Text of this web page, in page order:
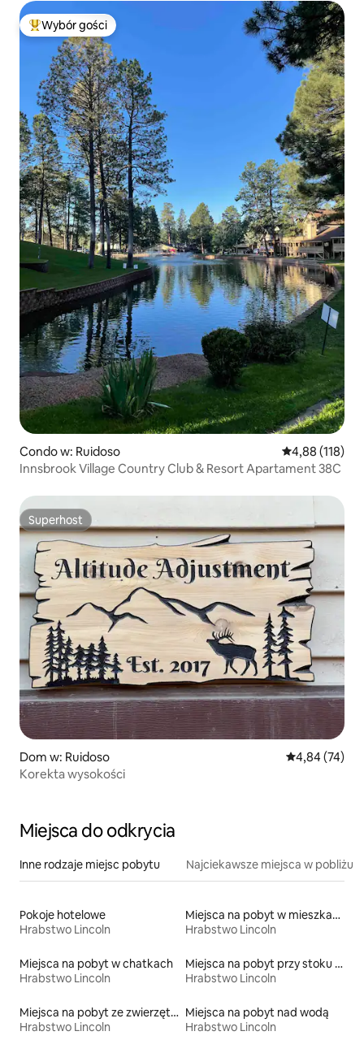
Najpopularniejsze z kategorii Wybór gości
Wybór gości
Condo w: Ruidoso Średnia
4,88 (118)
Innsbrook Village Country Club & Resort Apartament 38C
Superhost
Superhost
Dom w: Ruidoso Średnia
4,84 (74)
Korekta wysokości
Miejsca do odkrycia
Inne rodzaje miejsc pobytu Najciekawsze miejsca w pobliżu
Pokoje hotelowe
Hrabstwo Lincoln
Miejsca na pobyt w mieszkaniach
Hrabstwo Lincoln
Miejsca na pobyt w chatkach
Hrabstwo Lincoln
Miejsca na pobyt przy stoku narciarskim
Hrabstwo Lincoln
Miejsca na pobyt ze zwierzętami
Hrabstwo Lincoln
Miejsca na pobyt nad wodą
Hrabstwo Lincoln